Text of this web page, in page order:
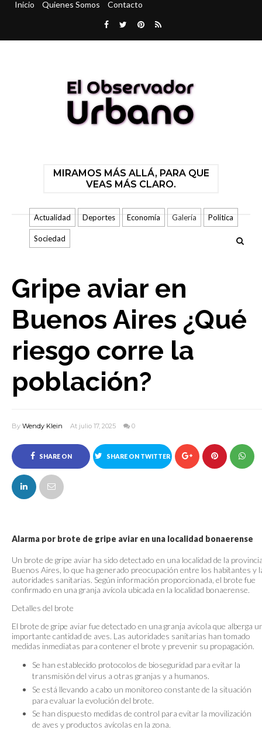
Inicio Quienes Somos Contacto
MIRAMOS MÁS ALLÁ, PARA QUE
VEAS MÁS CLARO.
Actualidad Deportes Economía Galería Politica
Sociedad
Gripe aviar en
Buenos Aires ¿Qué
riesgo corre la
población?
By Wendy Klein At julio 17, 2025 0
SHARE ON
FACEBOOK
SHARE ON TWITTER
Alarma por brote de gripe aviar en una localidad bonaerense
Un brote de gripe aviar ha sido detectado en una localidad de la
Buenos Aires, lo que ha generado preocupación entre los habitantes y
autoridades sanitarias. Según información proporcionada, el brote fue
confirmado en una granja avícola ubicada en la localidad bonaerense.
Detalles del brote
El brote de gripe aviar fue detectado en una granja avícola que alberga
importante cantidad de aves. Las autoridades sanitarias han tomado
medidas inmediatas para contener el brote y prevenir su propagación.
Se han establecido protocolos de bioseguridad para evitar la
transmisión del virus a otras granjas y a humanos.
Se está llevando a cabo un monitoreo constante de la situación
para evaluar la evolución del brote.
Se han dispuesto medidas de control para evitar la movilización
de aves y productos avícolas en la zona.